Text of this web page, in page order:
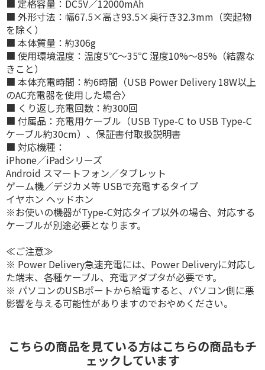
■ 定格容量：DC5V／12000mAh
■ 外形寸法：幅67.5×高さ93.5×奥行き32.3mm（突起物
を除く）
■ 本体質量：約306g
■ 使用環境温度：温度5℃～35℃ 湿度10%～85%（結露な
きこと）
■ 本体充電時間：約6時間（USB Power Delivery 18W以上
のAC充電器を使用した場合〉
■ くり返し充電回数：約300回
■ 付属品：充電用ケーブル（USB Type-C to USB Type-C
ケーブル約30cm）、保証書付取扱説明書
■ 対応機種：
iPhone／iPadシリーズ
Android スマートフォン／タブレット
ゲーム機／デジカメ等 USBで充電するタイプ
イヤホン ヘッドホン
※お使いの機器がType-C対応タイプ以外の場合、対応する
ケーブルが別途必要となります。
≪ご注意≫
※ Power Delivery急速充電には、Power Deliveryに対応し
た端末、各種ケーブル、充電アダプタが必要です。
※ パソコンのUSBポートから給電すると、パソコン側に悪
影響を与える可能性がありますのでおやめください。
こちらの商品を見ている方はこちらの商品もチ
ェックしています